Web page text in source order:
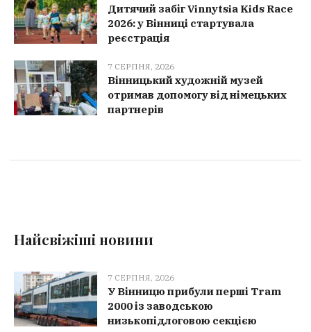
Дитячий забіг Vinnytsia Kids Race
2026: у Вінниці стартувала
реєстрація
7 СЕРПНЯ, 2026
Вінницький художній музей
отримав допомогу від німецьких
партнерів
Найсвіжіші новини
7 СЕРПНЯ, 2026
У Вінницю прибули перші Tram
2000 із заводською
низькопідлоговою секцією